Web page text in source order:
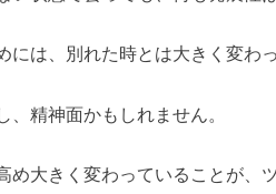
は、別れた時とは大きく変わ
精神面かもしれません。
め大きく変わっていることが、